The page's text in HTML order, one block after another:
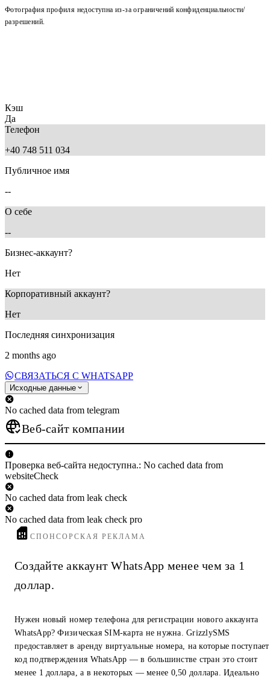
Фотография профиля недоступна из-за ограничений конфиденциальности/
разрешений.
Кэш
Да
Телефон
+40 748 511 034
Публичное имя
--
О себе
--
Бизнес-аккаунт?
Нет
Корпоративный аккаунт?
Нет
Последняя синхронизация
2 months ago
СВЯЗАТЬСЯ С WHATSAPP
Исходные данные
No cached data from telegram
Веб-сайт компании
Проверка веб-сайта недоступна.: No cached data from
websiteCheck
No cached data from leak check
No cached data from leak check pro
СПОНСОРСКАЯ РЕКЛАМА
Создайте аккаунт WhatsApp менее чем за 1
доллар.
Нужен новый номер телефона для регистрации нового аккаунта
WhatsApp? Физическая SIM-карта не нужна. GrizzlySMS
предоставляет в аренду виртуальные номера, на которые поступает
код подтверждения WhatsApp — в большинстве стран это стоит
менее 1 доллара, а в некоторых — менее 0,50 доллара. Идеально